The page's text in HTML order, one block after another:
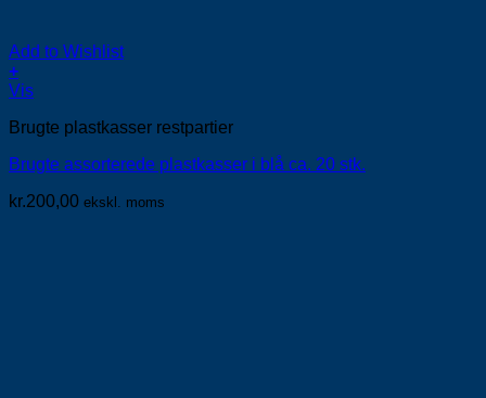
Add to Wishlist
+
Vis
Brugte plastkasser restpartier
Brugte assorterede plastkasser i blå ca. 20 stk.
kr.200,00 ekskl. moms